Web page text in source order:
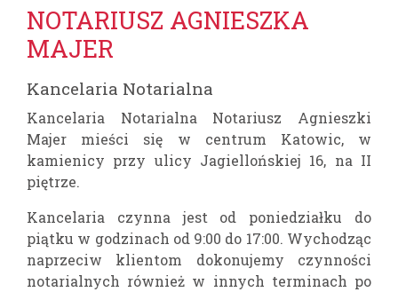
NOTARIUSZ AGNIESZKA
MAJER
Kancelaria Notarialna
Kancelaria Notarialna Notariusz Agnieszki
Majer mieści się w centrum Katowic, w
kamienicy przy ulicy Jagiellońskiej 16, na II
piętrze.
Kancelaria czynna jest od poniedziałku do
piątku w godzinach od 9:00 do 17:00. Wychodząc
naprzeciw klientom dokonujemy czynności
notarialnych również w innych terminach po